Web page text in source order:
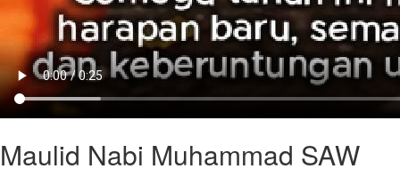
Maulid Nabi Muhammad SAW